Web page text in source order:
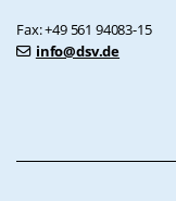
Fax: +49 561 94083-15
info@dsv.de